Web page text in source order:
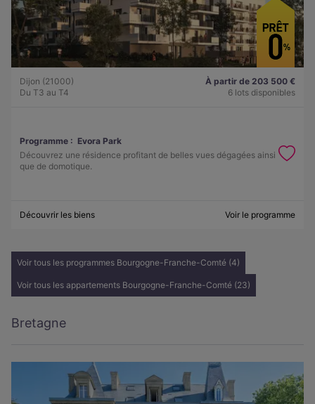
Dijon (21000)
Du T3 au T4
À partir de 203 500 €
6 lots disponibles
Programme : Evora Park
Découvrez une résidence profitant de belles vues dégagées ainsi
que de domotique.
Découvrir les biens Voir le programme
Voir tous les programmes Bourgogne-Franche-Comté (4)
Voir tous les appartements Bourgogne-Franche-Comté (23)
Bretagne